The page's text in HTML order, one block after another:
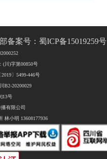
备案号：蜀ICP备15019259号
(川)字第00850号
〕5499-446号
B2-20200029
号
有限公司
林小明 13608177936